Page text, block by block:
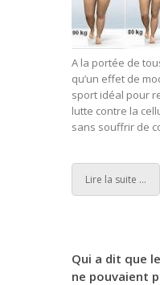
A la portée de
qu’un effet de
sport idéal pour
lutte contre la
sans souffrir de
Lire la suite ...
Qui a dit que
ne pouvaient